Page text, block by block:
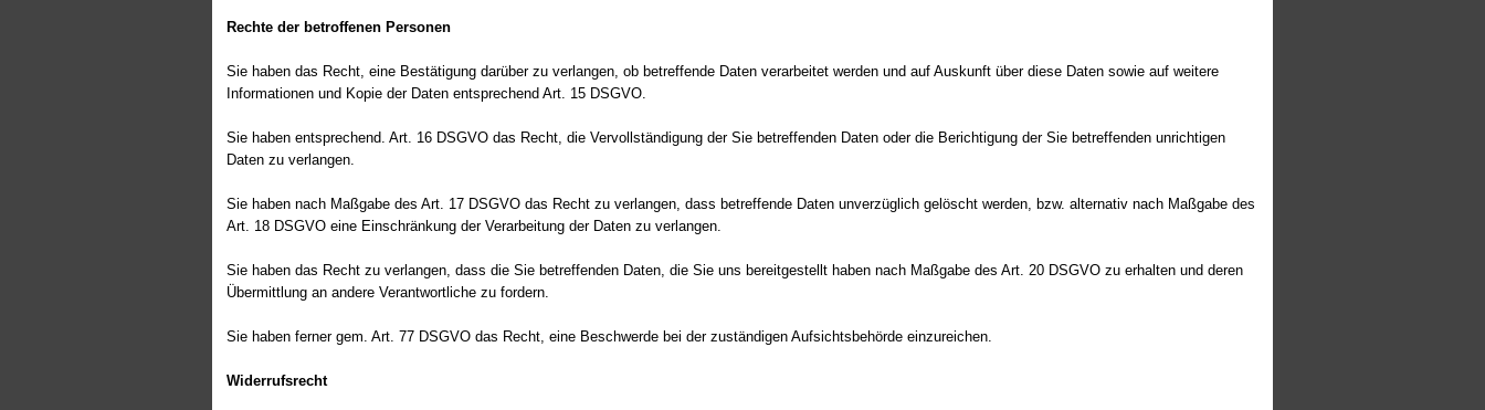
Rechte der betroffenen Personen
Sie haben das Recht, eine Bestätigung darüber zu verlangen, ob betreffende Daten verarbeitet werden und auf Auskunft über diese Daten sowie auf weitere
Informationen und Kopie der Daten entsprechend Art. 15 DSGVO.
Sie haben entsprechend. Art. 16 DSGVO das Recht, die Vervollständigung der Sie betreffenden Daten oder die Berichtigung der Sie betreffenden unrichtigen
Daten zu verlangen.
Sie haben nach Maßgabe des Art. 17 DSGVO das Recht zu verlangen, dass betreffende Daten unverzüglich gelöscht werden, bzw. alternativ nach Maßgabe des
Art. 18 DSGVO eine Einschränkung der Verarbeitung der Daten zu verlangen.
Sie haben das Recht zu verlangen, dass die Sie betreffenden Daten, die Sie uns bereitgestellt haben nach Maßgabe des Art. 20 DSGVO zu erhalten und deren
Übermittlung an andere Verantwortliche zu fordern.
Sie haben ferner gem. Art. 77 DSGVO das Recht, eine Beschwerde bei der zuständigen Aufsichtsbehörde einzureichen.
Widerrufsrecht